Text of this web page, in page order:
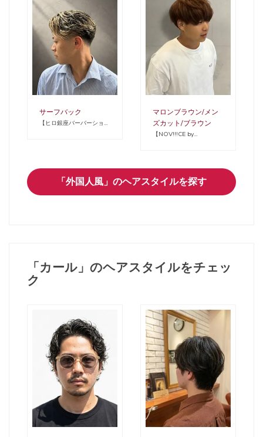
サーフバック
【ヒロ銀座バーバーショッ
マロンブラウン/メン
ズカット/ブラウン
【NOV!!!CE by
「外国人風」のヘアスタイルを探す
「カール」のヘアスタイルをチェッ
ク